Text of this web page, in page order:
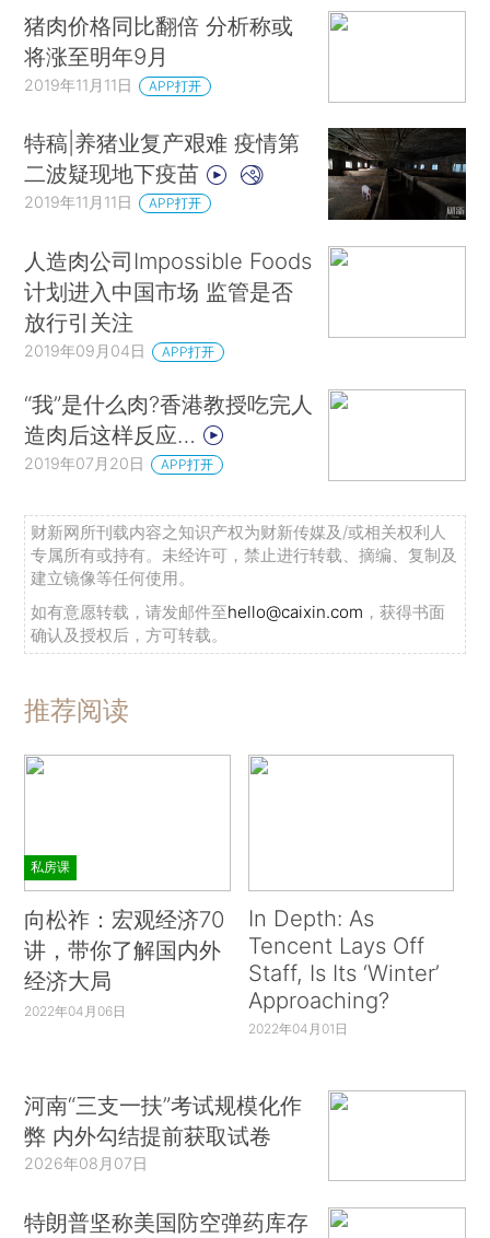
猪肉价格同比翻倍 分析称或
将涨至明年9月
2019年11月11日 APP打开
特稿|养猪业复产艰难 疫情第
二波疑现地下疫苗
2019年11月11日 APP打开
人造肉公司Impossible Foods
计划进入中国市场 监管是否
放行引关注
2019年09月04日 APP打开
“我”是什么肉?香港教授吃完人
造肉后这样反应…
2019年07月20日 APP打开
财新网所刊载内容之知识产权为财新传媒及/或相关权利人
专属所有或持有。未经许可，禁止进行转载、摘编、复制及
建立镜像等任何使用。
如有意愿转载，请发邮件至hello@caixin.com ，获得书面
确认及授权后，方可转载。
推荐阅读
私房课
向松祚：宏观经济70
讲，带你了解国内外
经济大局
2022年04月06日
In Depth: As
Tencent Lays Off
Staff, Is Its ‘Winter’
Approaching?
2022年04月01日
河南“三支一扶”考试规模化作
弊 内外勾结提前获取试卷
2026年08月07日
特朗普坚称美国防空弹药库存